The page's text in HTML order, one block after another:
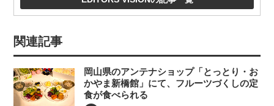
関連記事
岡山県のアンテナショップ「とっとり・お
かやま新橋館」にて、フルーツづくしの定
食が食べられる